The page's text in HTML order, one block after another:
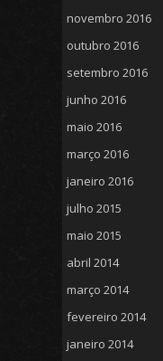
novembro 2016
outubro 2016
setembro 2016
junho 2016
maio 2016
março 2016
janeiro 2016
julho 2015
maio 2015
abril 2014
março 2014
fevereiro 2014
janeiro 2014